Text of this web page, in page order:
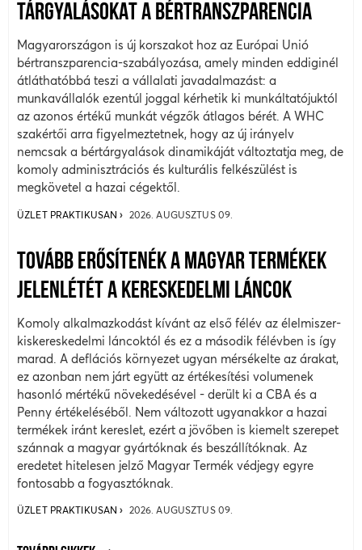
TÁRGYALÁSOKAT A BÉRTRANSZPARENCIA
Magyarországon is új korszakot hoz az Európai Unió
bértranszparencia-szabályozása, amely minden eddiginél
átláthatóbbá teszi a vállalati javadalmazást: a
munkavállalók ezentúl joggal kérhetik ki munkáltatójuktól
az azonos értékű munkát végzők átlagos bérét. A WHC
szakértői arra figyelmeztetnek, hogy az új irányelv
nemcsak a bértárgyalások dinamikáját változtatja meg, de
komoly adminisztrációs és kulturális felkészülést is
megkövetel a hazai cégektől.
ÜZLET PRAKTIKUSAN 2026. AUGUSZTUS 09.
TOVÁBB ERŐSÍTENÉK A MAGYAR TERMÉKEK
JELENLÉTÉT A KERESKEDELMI LÁNCOK
Komoly alkalmazkodást kívánt az első félév az élelmiszer-
kiskereskedelmi láncoktól és ez a második félévben is így
marad. A deflációs környezet ugyan mérsékelte az árakat,
ez azonban nem járt együtt az értékesítési volumenek
hasonló mértékű növekedésével - derült ki a CBA és a
Penny értékeléséből. Nem változott ugyanakkor a hazai
termékek iránt kereslet, ezért a jövőben is kiemelt szerepet
szánnak a magyar gyártóknak és beszállítóknak. Az
eredetet hitelesen jelző Magyar Termék védjegy egyre
fontosabb a fogyasztóknak.
ÜZLET PRAKTIKUSAN 2026. AUGUSZTUS 09.